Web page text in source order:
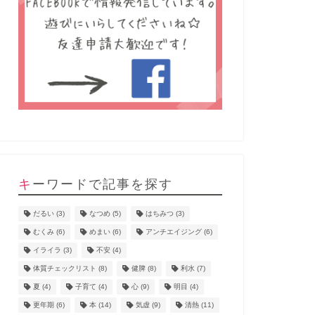
キーワードで記事を探す
だるい(3) なつめ(5) はちみつ (3)
むくみ(6) めまい(6) アンチエイジング(6)
イライラ (3) 不安(4)
体質チェックリスト (8) 健脾(8) 利水 (7)
夏 (4) 子育て (4) 心(9) 明目 (4)
更年期 (6) 本(14) 気虚(9) 清熱(11)